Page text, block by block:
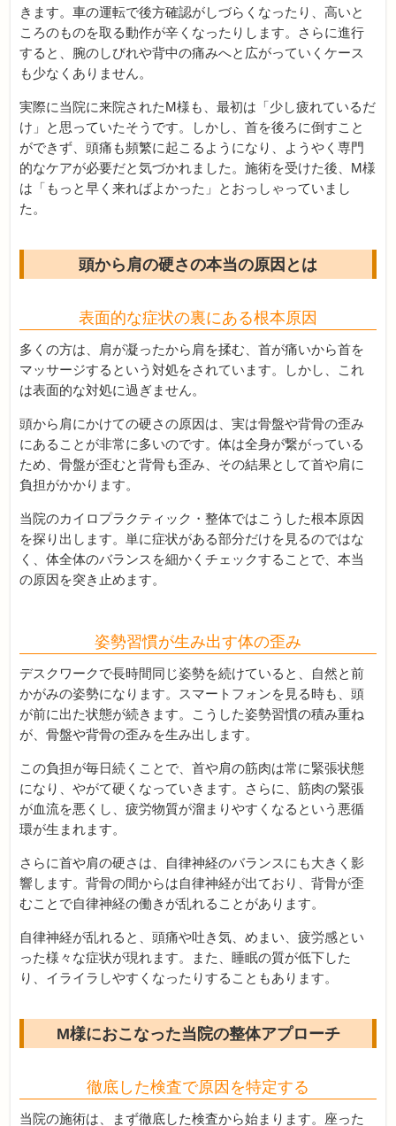
きます。車の運転で後方確認がしづらくなったり、高いと
ころのものを取る動作が辛くなったりします。さらに進行
すると、腕のしびれや背中の痛みへと広がっていくケース
も少なくありません。
実際に当院に来院されたM様も、最初は「少し疲れているだ
け」と思っていたそうです。しかし、首を後ろに倒すこと
ができず、頭痛も頻繁に起こるようになり、ようやく専門
的なケアが必要だと気づかれました。施術を受けた後、M様
は「もっと早く来ればよかった」とおっしゃっていまし
た。
頭から肩の硬さの本当の原因とは
表面的な症状の裏にある根本原因
多くの方は、肩が凝ったから肩を揉む、首が痛いから首を
マッサージするという対処をされています。しかし、これ
は表面的な対処に過ぎません。
頭から肩にかけての硬さの原因は、実は骨盤や背骨の歪み
にあることが非常に多いのです。体は全身が繋がっている
ため、骨盤が歪むと背骨も歪み、その結果として首や肩に
負担がかかります。
当院のカイロプラクティック・整体ではこうした根本原因
を探り出します。単に症状がある部分だけを見るのではな
く、体全体のバランスを細かくチェックすることで、本当
の原因を突き止めます。
姿勢習慣が生み出す体の歪み
デスクワークで長時間同じ姿勢を続けていると、自然と前
かがみの姿勢になります。スマートフォンを見る時も、頭
が前に出た状態が続きます。こうした姿勢習慣の積み重ね
が、骨盤や背骨の歪みを生み出します。
この負担が毎日続くことで、首や肩の筋肉は常に緊張状態
になり、やがて硬くなっていきます。さらに、筋肉の緊張
が血流を悪くし、疲労物質が溜まりやすくなるという悪循
環が生まれます。
さらに首や肩の硬さは、自律神経のバランスにも大きく影
響します。背骨の間からは自律神経が出ており、背骨が歪
むことで自律神経の働きが乱れることがあります。
自律神経が乱れると、頭痛や吐き気、めまい、疲労感とい
った様々な症状が現れます。また、睡眠の質が低下した
り、イライラしやすくなったりすることもあります。
M様におこなった当院の整体アプローチ
徹底した検査で原因を特定する
当院の施術は、まず徹底した検査から始まります。座った